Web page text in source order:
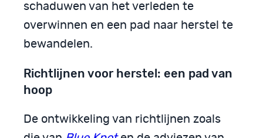
schaduwen van het verleden te
overwinnen en een pad naar herstel te
bewandelen.
Richtlijnen voor herstel: een pad van
hoop
De ontwikkeling van richtlijnen zoals